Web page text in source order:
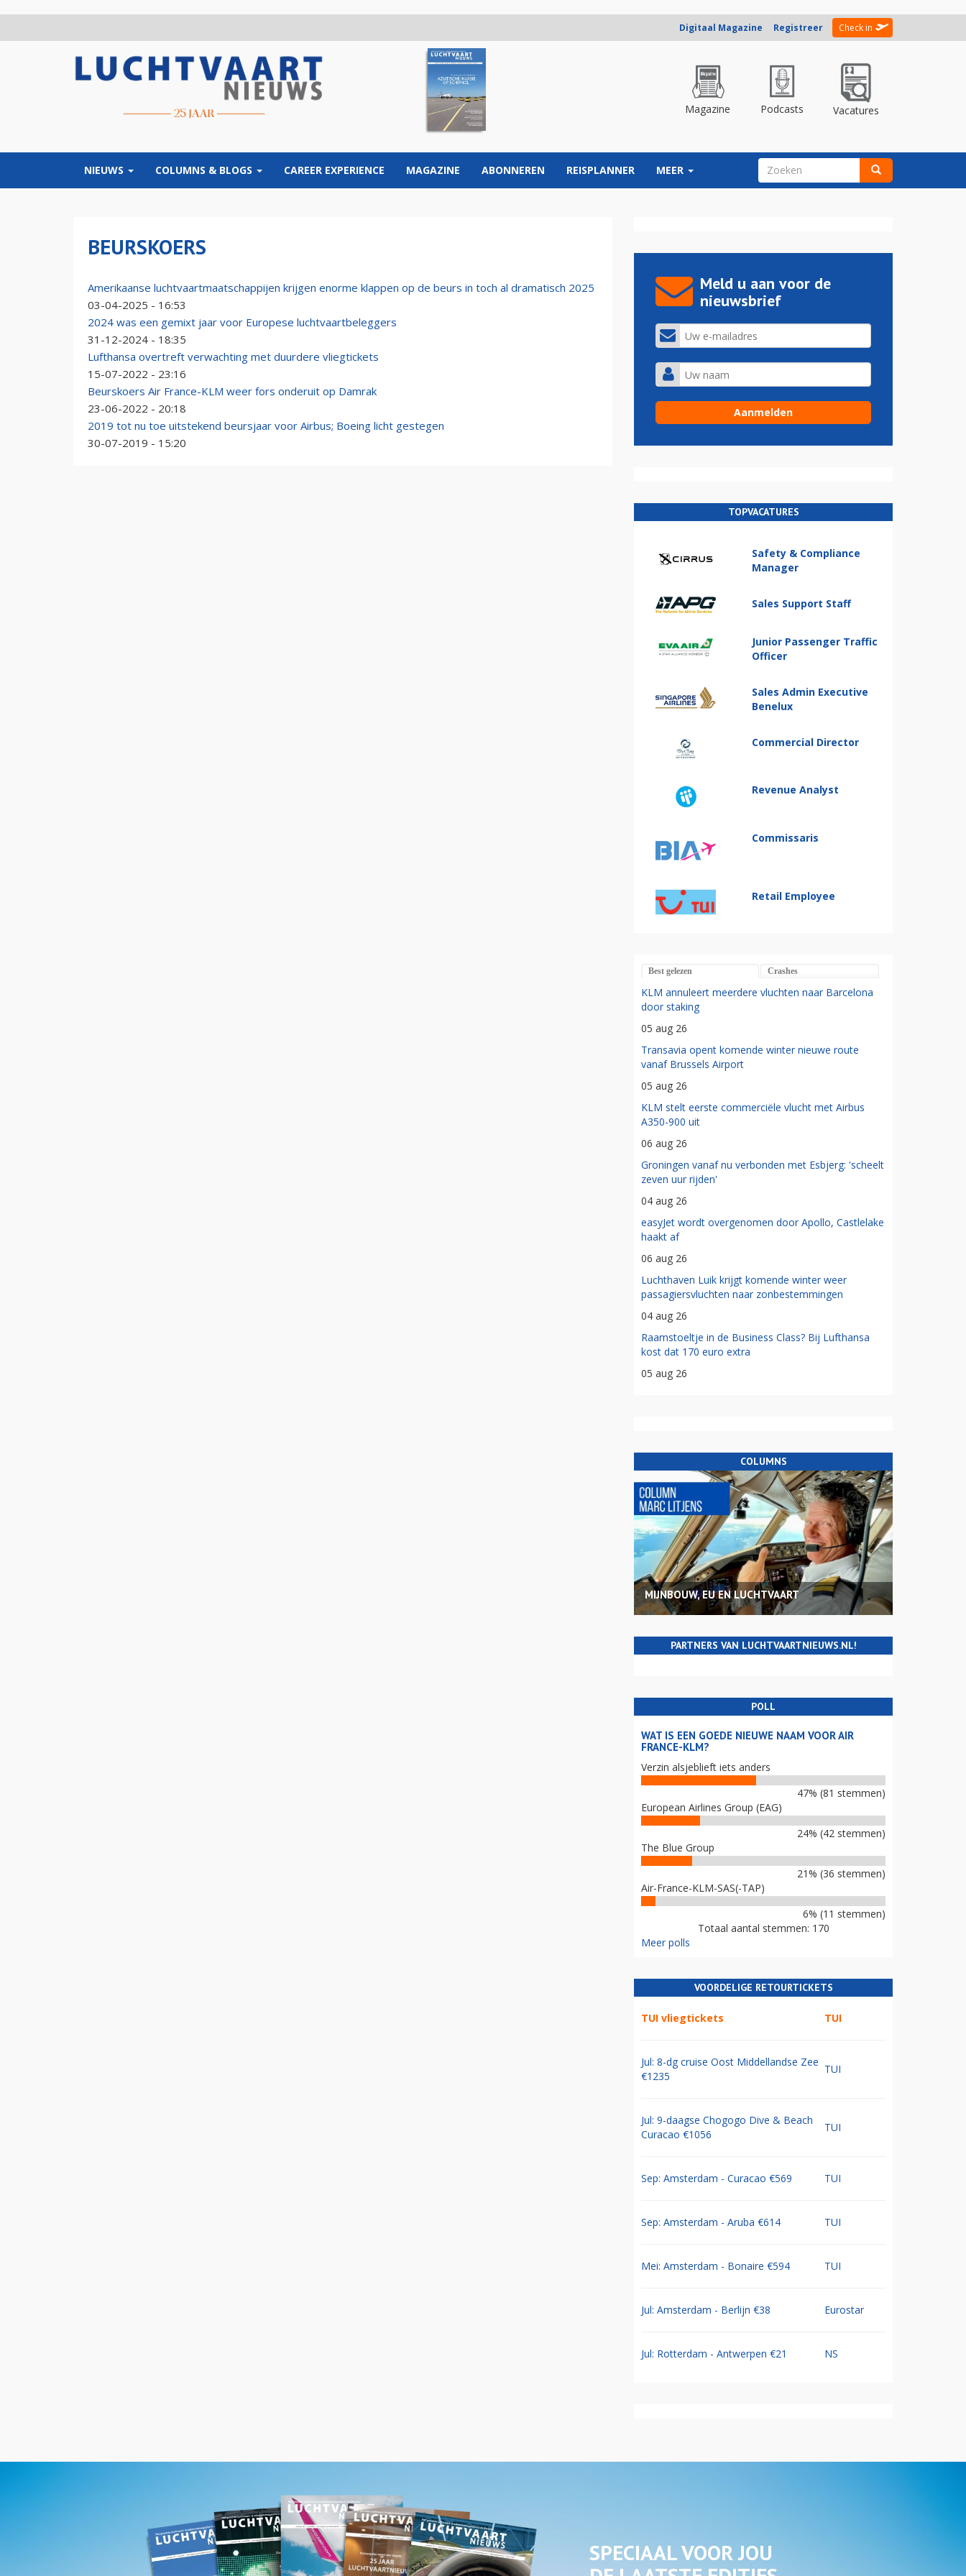
Digitaal Magazine Registreer Check in
Magazine Podcasts Vacatures
NIEUWS COLUMNS & BLOGS CAREER EXPERIENCE MAGAZINE ABONNEREN REISPLANNER MEER ZOEKVELD
BEURSKOERS
Amerikaanse luchtvaartmaatschappijen krijgen enorme klappen op de beurs in toch al dramatisch 2025
03-04-2025 - 16:53
2024 was een gemixt jaar voor Europese luchtvaartbeleggers
31-12-2024 - 18:35
Lufthansa overtreft verwachting met duurdere vliegtickets
15-07-2022 - 23:16
Beurskoers Air France-KLM weer fors onderuit op Damrak
23-06-2022 - 20:18
2019 tot nu toe uitstekend beursjaar voor Airbus; Boeing licht gestegen
30-07-2019 - 15:20
Meld u aan voor de
nieuwsbrief
TOPVACATURES
Safety & Compliance
Manager
Sales Support Staff
Junior Passenger Traffic
Officer
Sales Admin Executive
Benelux
Commercial Director
Revenue Analyst
Commissaris
Retail Employee
Best gelezen Crashes
KLM annuleert meerdere vluchten naar Barcelona
door staking
05 aug 26
Transavia opent komende winter nieuwe route
vanaf Brussels Airport
05 aug 26
KLM stelt eerste commerciële vlucht met Airbus
A350-900 uit
06 aug 26
Groningen vanaf nu verbonden met Esbjerg: 'scheelt
zeven uur rijden'
04 aug 26
easyJet wordt overgenomen door Apollo, Castlelake
haakt af
06 aug 26
Luchthaven Luik krijgt komende winter weer
passagiersvluchten naar zonbestemmingen
04 aug 26
Raamstoeltje in de Business Class? Bij Lufthansa
kost dat 170 euro extra
05 aug 26
COLUMNS
MIJNBOUW, EU EN LUCHTVAART
PARTNERS VAN LUCHTVAARTNIEUWS.NL!
POLL
WAT IS EEN GOEDE NIEUWE NAAM VOOR AIR
FRANCE-KLM?
Verzin alsjeblieft iets anders
47% (81 stemmen)
European Airlines Group (EAG)
24% (42 stemmen)
The Blue Group
21% (36 stemmen)
Air-France-KLM-SAS(-TAP)
6% (11 stemmen)
Totaal aantal stemmen: 170
Meer polls
VOORDELIGE RETOURTICKETS
TUI vliegtickets TUI
Jul: 8-dg cruise Oost Middellandse Zee
€1235
TUI
Jul: 9-daagse Chogogo Dive & Beach
Curacao €1056
TUI
Sep: Amsterdam - Curacao €569 TUI
Sep: Amsterdam - Aruba €614 TUI
Mei: Amsterdam - Bonaire €594 TUI
Jul: Amsterdam - Berlijn €38 Eurostar
Jul: Rotterdam - Antwerpen €21 NS
SPECIAAL VOOR JOU